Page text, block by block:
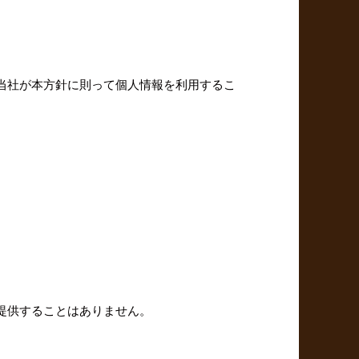
が本方針に則って個人情報を利用するこ
することはありません。